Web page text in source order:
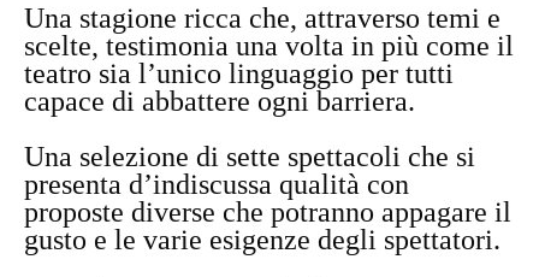
Una stagione ricca che, attraverso temi e
scelte, testimonia una volta in più come il
teatro sia l’unico linguaggio per tutti
capace di abbattere ogni barriera.
Una selezione di sette spettacoli che si
presenta d’indiscussa qualità con
proposte diverse che potranno appagare il
gusto e le varie esigenze degli spettatori.